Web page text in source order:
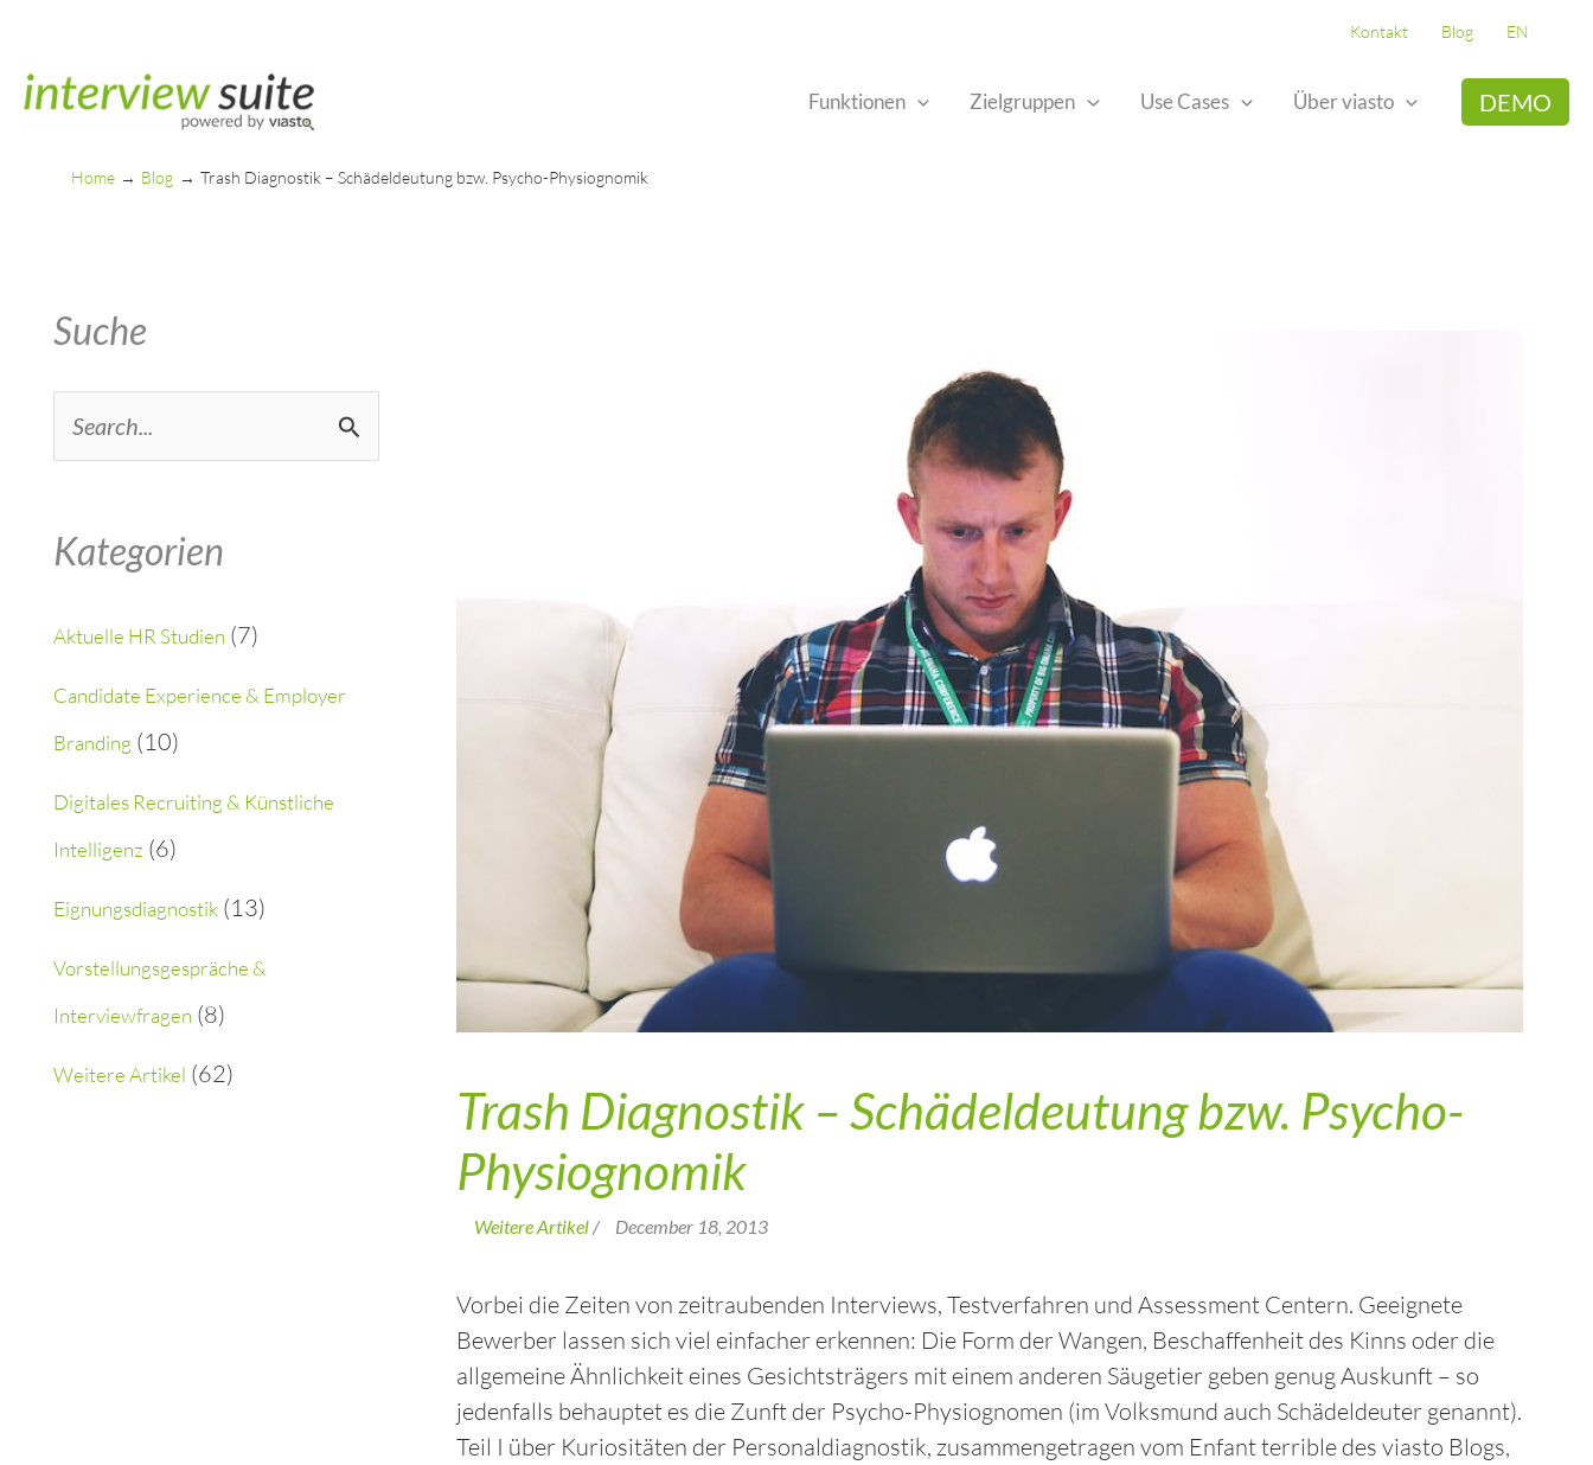
content
Kontakt Blog EN
Funktionen Zielgruppen Use Cases Über viasto DEMO
Home Blog Trash Diagnostik – Schädeldeutung bzw. Psycho-Physiognomik
Suche
r
c
r
:
Kategorien
Aktuelle HR Studien (7)
Candidate Experience & Employer
Branding (10)
Digitales Recruiting & Künstliche
Intelligenz (6)
Eignungsdiagnostik (13)
Vorstellungsgespräche &
Interviewfragen (8)
Weitere Artikel (62)
Trash Diagnostik – Schädeldeutung bzw. Psycho-
Physiognomik
Weitere Artikel / December 18, 2013
Vorbei die Zeiten von zeitraubenden Interviews, Testverfahren und Assessment Centern. Geeignete
Bewerber lassen sich viel einfacher erkennen: Die Form der Wangen, Beschaffenheit des Kinns oder die
allgemeine Ähnlichkeit eines Gesichtsträgers mit einem anderen Säugetier geben genug Auskunft – so
jedenfalls behauptet es die Zunft der Psycho-Physiognomen (im Volksmund auch Schädeldeuter genannt).
Teil I über Kuriositäten der Personaldiagnostik, zusammengetragen vom Enfant terrible des viasto Blogs,